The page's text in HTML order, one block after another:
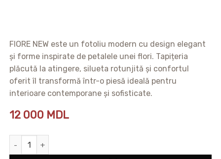
FIORE NEW este un fotoliu modern cu design elegant
și forme inspirate de petalele unei flori. Tapițeria
plăcută la atingere, silueta rotunjită și confortul
oferit îl transformă într-o piesă ideală pentru
interioare contemporane și sofisticate.
12 000 MDL
Cantitate Fotoliu Fiore New